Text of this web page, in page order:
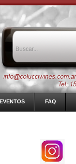
EVENTOS FAQ